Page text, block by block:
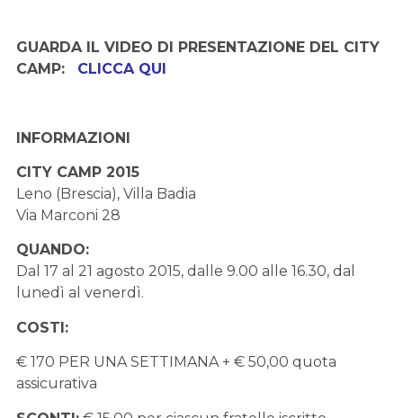
GUARDA IL VIDEO DI PRESENTAZIONE DEL CITY
CAMP:
CLICCA QUI
INFORMAZIONI
CITY CAMP 2015
Leno (Brescia), Villa Badia
Via Marconi 28
QUANDO:
Dal 17 al 21 agosto 2015, dalle 9.00 alle 16.30, dal
lunedì al venerdì.
COSTI:
€ 170 PER UNA SETTIMANA + € 50,00 quota
assicurativa